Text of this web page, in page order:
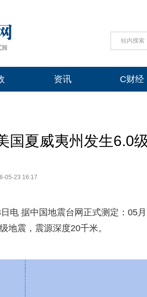
站内搜索
资讯 C财经
国夏威夷州发生6.0
05-23 16:17
电 据中国地震台网正式测定：05
地震，震源深度20千米。